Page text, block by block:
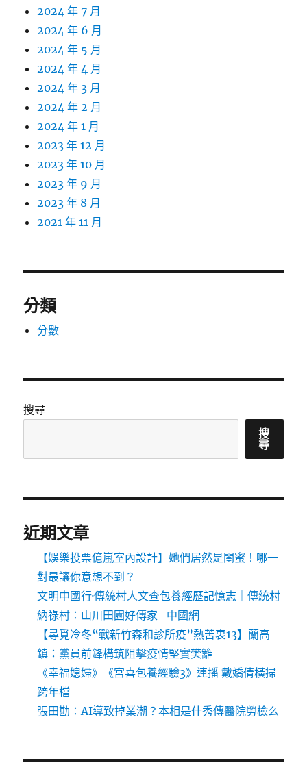
2024 年 7 月
2024 年 6 月
2024 年 5 月
2024 年 4 月
2024 年 3 月
2024 年 2 月
2024 年 1 月
2023 年 12 月
2023 年 10 月
2023 年 9 月
2023 年 8 月
2021 年 11 月
分類
分數
搜尋
搜
尋
近期文章
【娛樂投票億嵐室內設計】她們居然是閨蜜！哪一
對最讓你意想不到？
文明中國行·傳統村人文查包養經歷記憶志｜傳統村
納祿村：山川田園好傳家_中國網
【尋覓冷冬“戰新竹森和診所疫”熱苦衷13】蘭高
鎮：黨員前鋒構筑阻擊疫情堅實樊籬
《幸福媳婦》《宮喜包養經驗3》連播 戴嬌倩橫掃
跨年檔
張田勘：AI導致掉業潮？本相是什秀傳醫院勞檢么